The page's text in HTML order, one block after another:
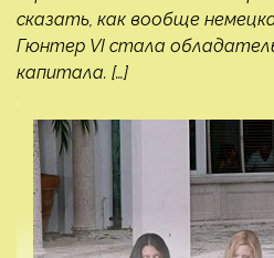
сказать, как вообще
Гюнтер VI стала
капитала. […]